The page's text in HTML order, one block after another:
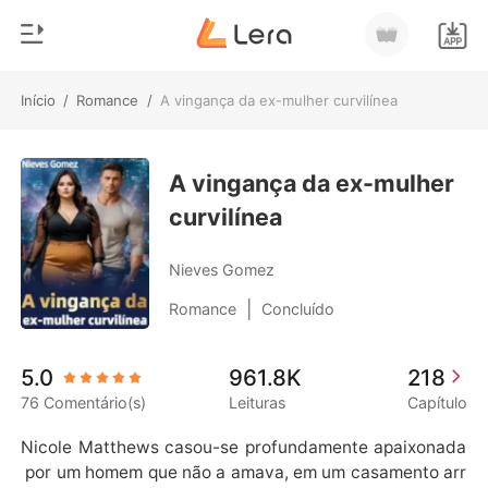
Início / Romance / A vingança da ex-mulher curvilínea
Loja
Histórico
Sair
Baixar App
Gênero
Moderno
Lobisomem
Contos
Bilionários
A vingança da ex-mulher
curvilínea
Nieves Gomez
Romance Concluído
5.0
76 Comentário(s)
961.8K
Leituras
218
Capítulo
Nicole Matthews casou-se profundamente apaixonada
por um homem que não a amava, em um casamento arr